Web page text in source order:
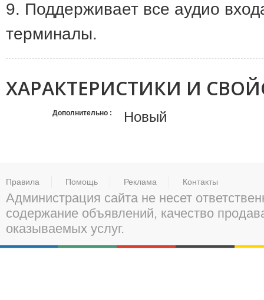
9. Поддерживает все аудио
терминалы.
ХАРАКТЕРИСТИКИ И
Дополнительно Новый
Правила Помощь Реклама Контакты
Администрация сайта не несет
содержание объявлений, качество
оказываемых услуг.